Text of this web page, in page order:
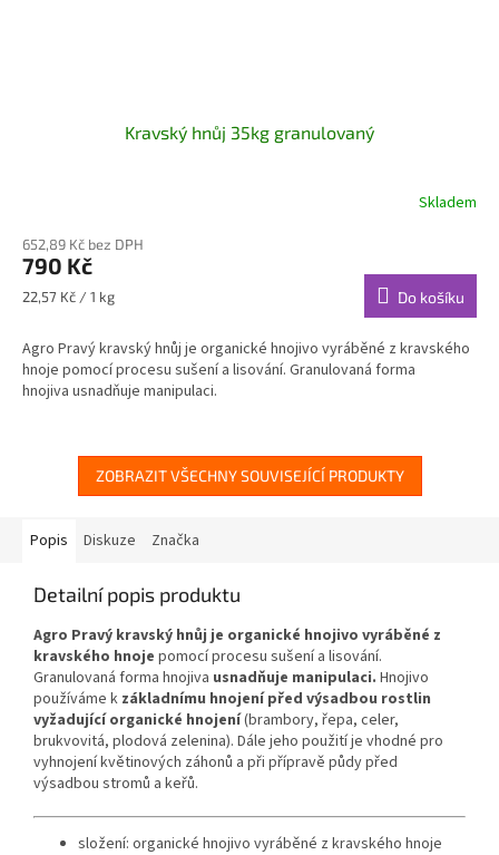
Kravský hnůj 35kg granulovaný
Skladem
652,89 Kč bez DPH
790 Kč
Měrná
22,57 Kč / 1 kg Do košíku
Agro Pravý kravský hnůj je organické hnojivo vyráběné z kravského
hnoje pomocí procesu sušení a lisování. Granulovaná forma
hnojiva usnadňuje manipulaci.
ZOBRAZIT VŠECHNY SOUVISEJÍCÍ PRODUKTY
Popis Diskuze Značka
Detailní popis produktu
Agro Pravý kravský hnůj je organické hnojivo vyráběné z
kravského hnoje pomocí procesu sušení a lisování.
Granulovaná forma hnojiva usnadňuje manipulaci. Hnojivo
používáme k základnímu hnojení před výsadbou rostlin
vyžadující organické hnojení(brambory, řepa, celer,
brukvovitá, plodová zelenina). Dále jeho použití je vhodné pro
vyhnojení květinových záhonů a při přípravě půdy před
výsadbou stromů a keřů.
složení: organické hnojivo vyráběné z kravského hnoje